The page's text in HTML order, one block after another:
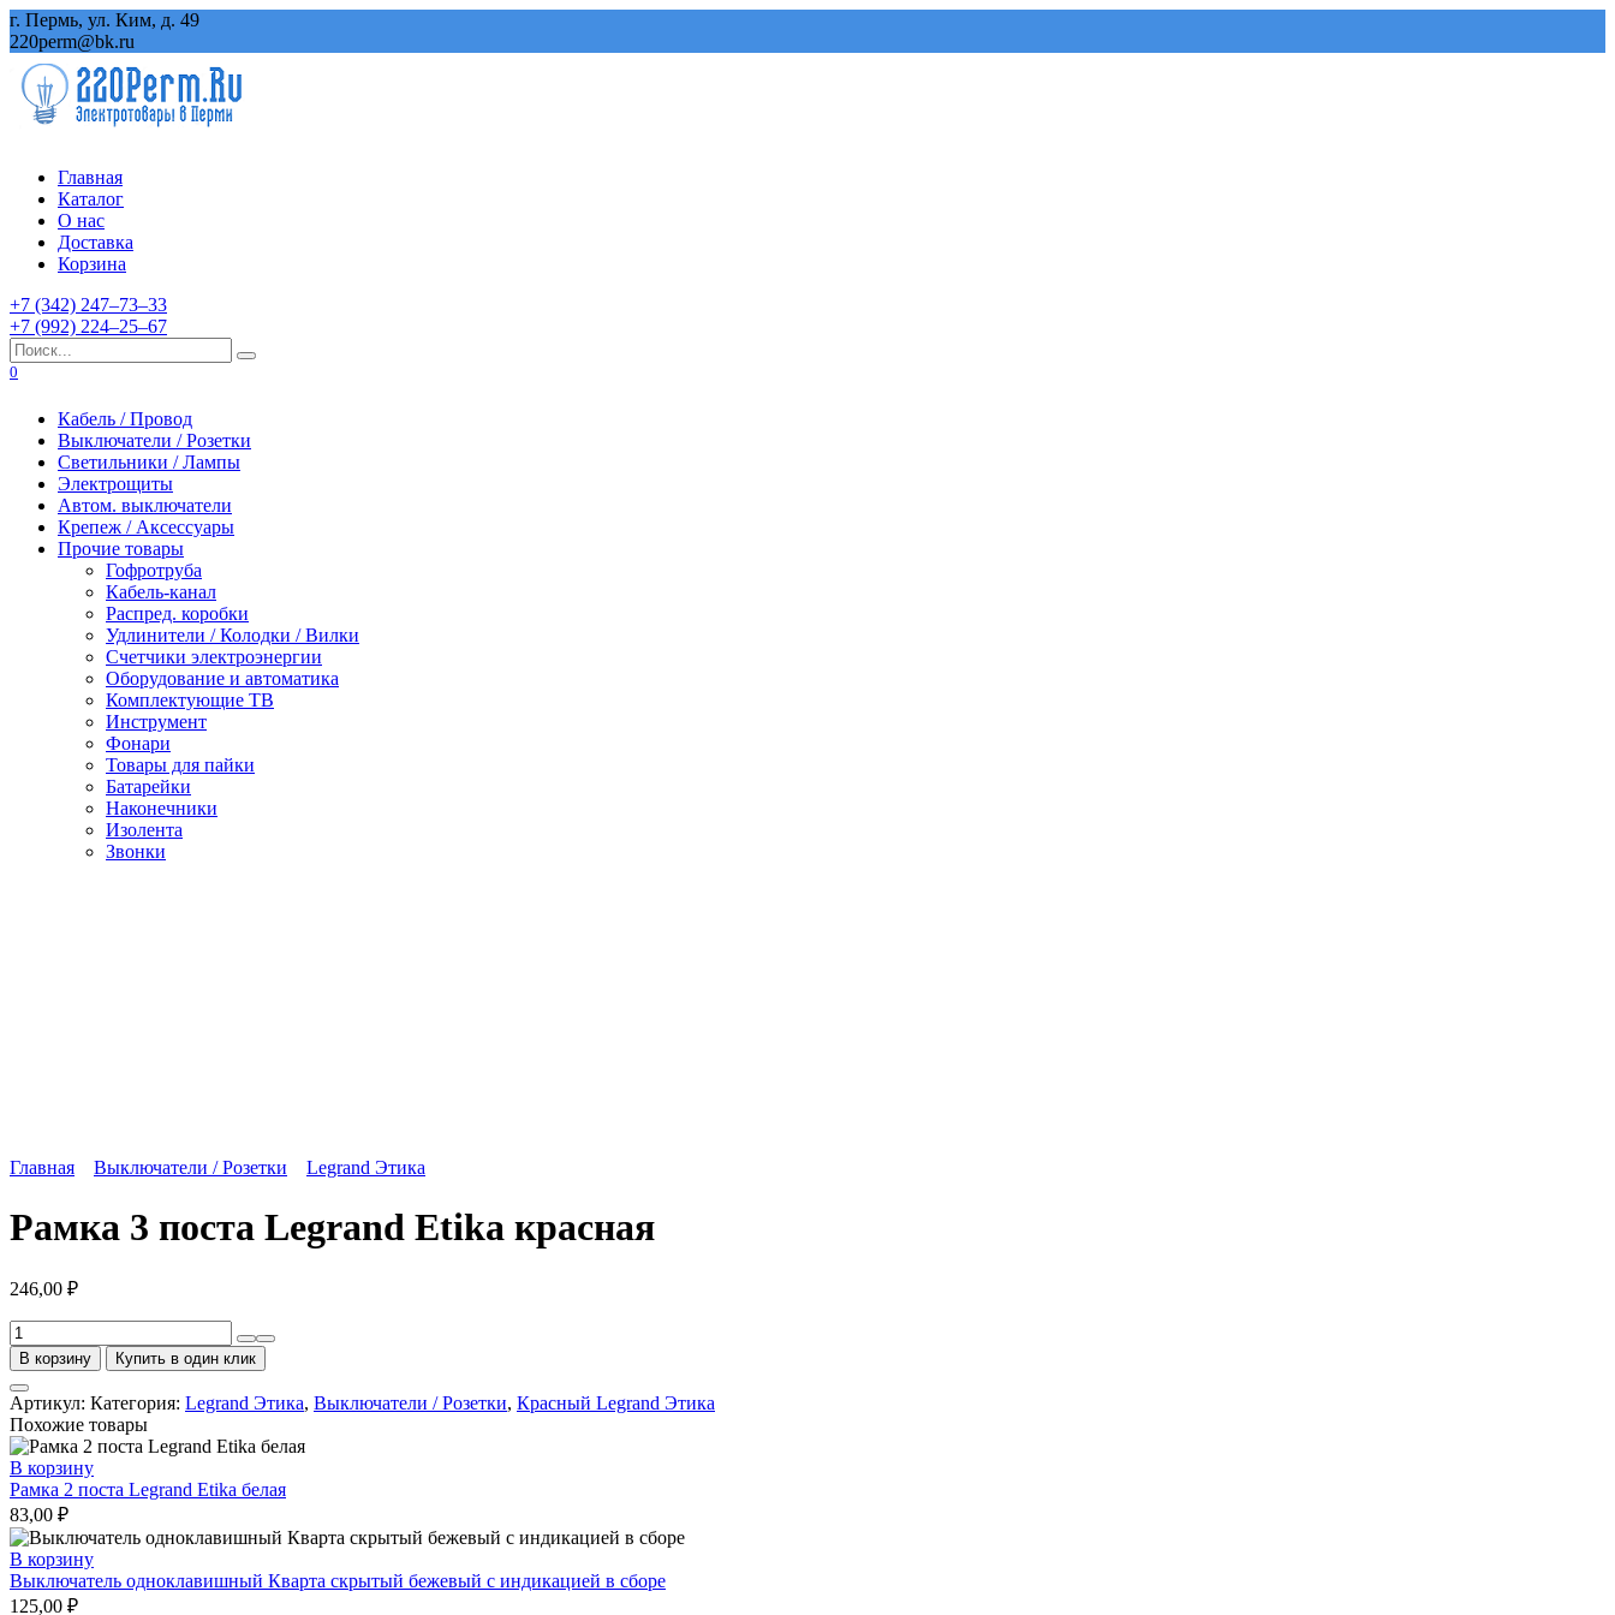
Перейти
к
содержанию
г. Пермь, ул. Ким, д. 49
220perm@bk.ru
Главная
Каталог
О нас
Доставка
Корзина
+7 (342) 247‒73‒33
+7 (992) 224‒25‒67
Search
for:
0
Кабель / Провод
Выключатели / Розетки
Светильники / Лампы
Электрощиты
Автом. выключатели
Крепеж / Аксессуары
Прочие товары
Гофротруба
Кабель-канал
Распред. коробки
Удлинители / Колодки / Вилки
Счетчики электроэнергии
Оборудование и автоматика
Комплектующие ТВ
Инструмент
Фонари
Товары для пайки
Батарейки
Наконечники
Изолента
Звонки
Главная Выключатели / Розетки Legrand Этика
Рамка 3 поста Legrand Etika красная
246,00 ₽
Количество
товара
Рамка
3
поста
Legrand
Etika
красная
В корзину Купить в один клик
Артикул: Категория: Legrand Этика, Выключатели / Розетки, Красный Legrand Этика
Похожие товары
В корзину
Рамка 2 поста Legrand Etika белая
83,00 ₽
В корзину
Выключатель одноклавишный Кварта скрытый бежевый с индикацией в сборе
125,00 ₽